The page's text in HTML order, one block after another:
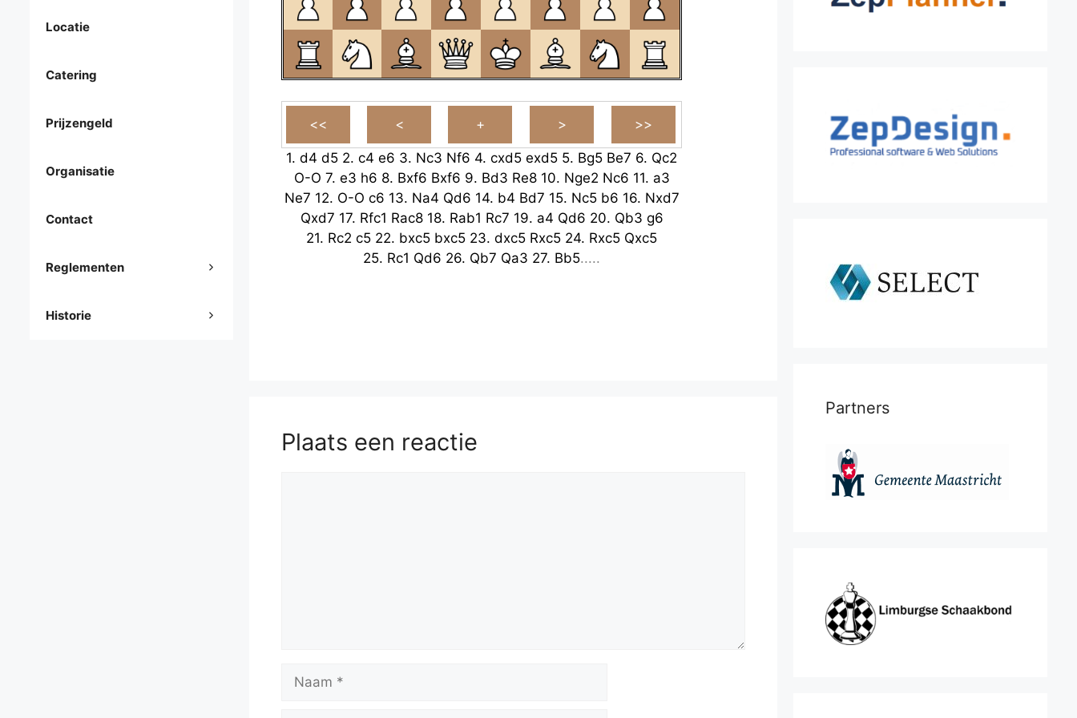
1. d4 d5 2. c4 e6 3. Nc3 Nf6 4. cxd5 exd5 5. Bg5 Be7 6. Qc2
O-O 7. e3 h6 8. Bxf6 Bxf6 9. Bd3 Re8 10. Nge2 Nc6 11. a3
Ne7 12. O-O c6 13. Na4 Qd6 14. b4 Bd7 15. Nc5 b6 16. Nxd7
Qxd7 17. Rfc1 Rac8 18. Rab1 Rc7 19. a4 Qd6 20. Qb3 g6
21. Rc2 c5 22. bxc5 bxc5 23. dxc5 Rxc5 24. Rxc5 Qxc5
25. Rc1 Qd6 26. Qb7 Qa3 27. Bb5.....
Plaats een reactie
Locatie
Catering
Prijzengeld
Organisatie
Contact
Reglementen
Historie
Partners